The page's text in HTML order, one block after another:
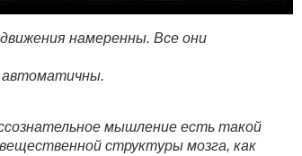
намеренны. Все они
автоматичны.
мышление есть такой
структуры мозга, как